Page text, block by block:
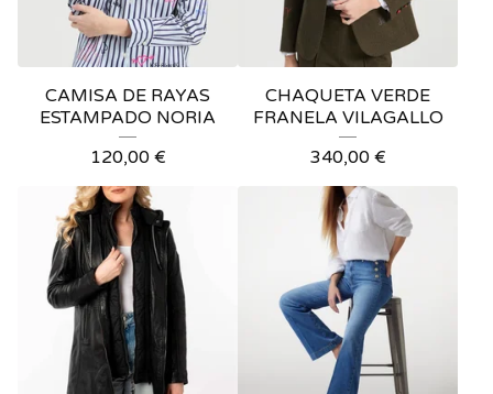
CAMISA DE RAYAS
ESTAMPADO NORIA
120,00 €
CHAQUETA VERDE
FRANELA VILAGALLO
340,00 €